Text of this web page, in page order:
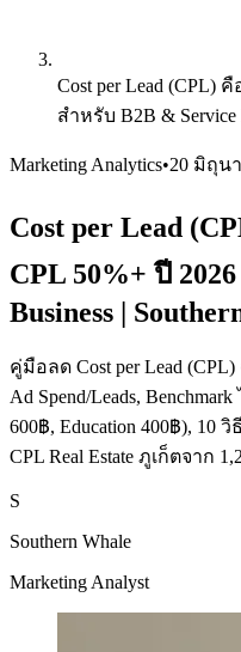
Cost per Lead (CPL)
สำหรับ B2B & Service
Marketing Analytics•20 มิถุน
Cost per Lead
CPL 50%+ ปี
Business |
คู่มือลด Cost per Lead
Ad Spend/Leads,
600฿, Education 400฿), 10
CPL Real Estate ภูเก็ตจาก
S
Southern Whale
Marketing Analyst